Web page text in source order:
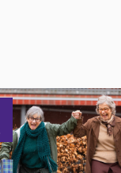
innehåll och